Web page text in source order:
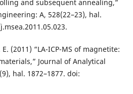
and subsequent annealing,”
A, 528(22–23), hal.
(2011) “LA-ICP-MS of magnetite:
Journal of Analytical
hal. 1872–1877. doi: